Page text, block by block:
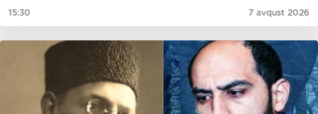
15:30 7 avqust 2026